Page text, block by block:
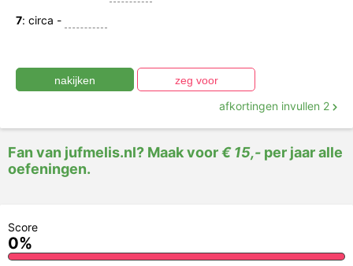
7: circa -
afkortingen invullen 2
Fan van jufmelis.nl? Maak voor€ 15,- per jaar alle
oefeningen.
Score
0%